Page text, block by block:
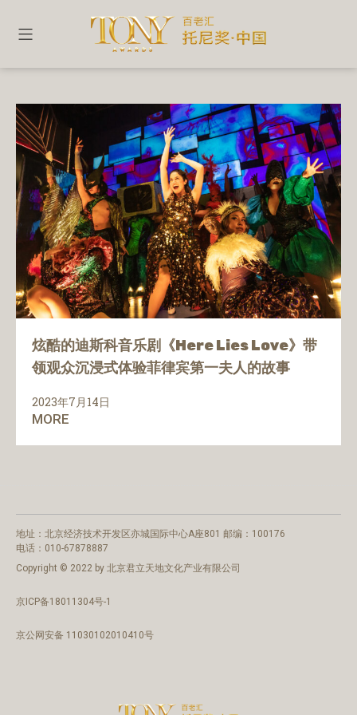
此处有爱
炫酷的迪斯科音乐剧《Here Lies Love》带
领观众沉浸式体验菲律宾第一夫人的故事
2023年7月14日
MORE
地址：北京经济技术开发区亦城国际中心A座801 邮编：100176
电话：010-67878887
Copyright © 2022 by 北京君立天地文化产业有限公司
京ICP备18011304号-1
京公网安备 11030102010410号